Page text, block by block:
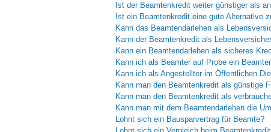
Ist der Beamtenkredit weiter günstiger als
Ist ein Beamtenkredit eine gute Alternative
Kann das Beamtendarlehen als
Kann der Beamtenkredit als
Kann ein Beamtendarlehen als sicheres
Kann ich als Beamter auf Probe ein
Kann ich als Angestellter im Öffentlichen
Kann man den Beamtenkredit als günstige
Kann man den Beamtenkredit als
Kann man mit dem Beamtendarlehen die
Lohnt sich ein Bausparvertrag für Beamte?